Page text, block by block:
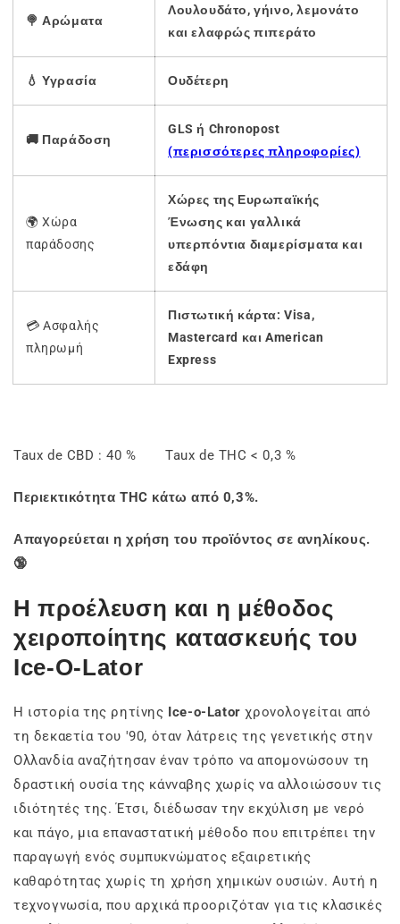
🍭 Αρώματα
Λουλουδάτο, γήινο, λεμονάτο
και ελαφρώς πιπεράτο
💧 Υγρασία Ουδέτερη
🚚 Παράδοση
GLS ή Chronopost
(περισσότερες πληροφορίες)
🌍 Χώρα
παράδοσης
Χώρες της Ευρωπαϊκής
Ένωσης και γαλλικά
υπερπόντια διαμερίσματα και
εδάφη
💳 Ασφαλής
πληρωμή
Πιστωτική κάρτα: Visa,
Mastercard και American
Express
Taux de CBD : 40 % Taux de THC < 0,3 %
Περιεκτικότητα THC κάτω από 0,3%.
Απαγορεύεται η χρήση του προϊόντος σε ανηλίκους.
🔞
Η προέλευση και η μέθοδος
χειροποίητης κατασκευής του
Ice-O-Lator
Η ιστορία της ρητίνης Ice-o-Lator χρονολογείται από
τη δεκαετία του '90, όταν λάτρεις της γενετικής στην
Ολλανδία αναζήτησαν έναν τρόπο να απομονώσουν τη
δραστική ουσία της κάνναβης χωρίς να αλλοιώσουν τις
ιδιότητές της. Έτσι, διέδωσαν την εκχύλιση με νερό
και πάγο, μια επαναστατική μέθοδο που επιτρέπει την
παραγωγή ενός συμπυκνώματος εξαιρετικής
καθαρότητας χωρίς τη χρήση χημικών ουσιών. Αυτή η
τεχνογνωσία, που αρχικά προοριζόταν για τις κλασικές